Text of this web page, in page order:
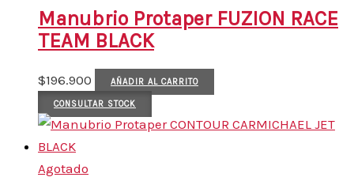
Manubrio Protaper FUZION RACE
TEAM BLACK
$196.900 AÑADIR AL CARRITO
CONSULTAR STOCK
Agotado